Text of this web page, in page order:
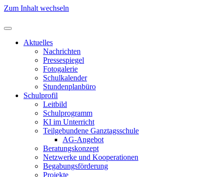
Zum Inhalt wechseln
Aktuelles
Nachrichten
Pressespiegel
Fotogalerie
Schulkalender
Stundenplanbüro
Schulprofil
Leitbild
Schulprogramm
KI im Unterricht
Teilgebundene Ganztagsschule
AG-Angebot
Beratungskonzept
Netzwerke und Kooperationen
Begabungsförderung
Projekte